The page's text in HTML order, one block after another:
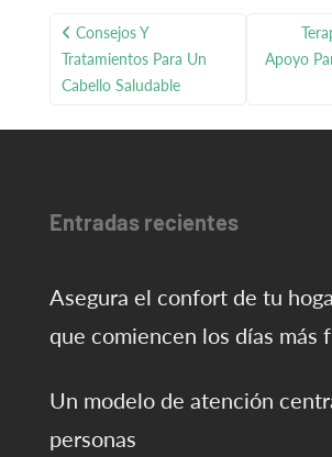
Navegación
de
entradas
Consejos Y
Tratamientos Para Un
Cabello Saludable
Apoyo
Entradas recientes
Asegura el confort de tu
que comiencen los días más
Un modelo de atención
personas